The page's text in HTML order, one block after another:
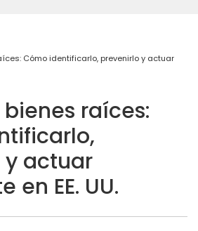
Cómo identificarlo, prevenirlo y actuar
raíces:
y actuar
en EE. UU.